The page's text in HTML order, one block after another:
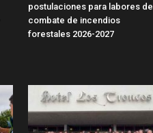
postulaciones para labores de
combate de incendios
forestales 2026-2027